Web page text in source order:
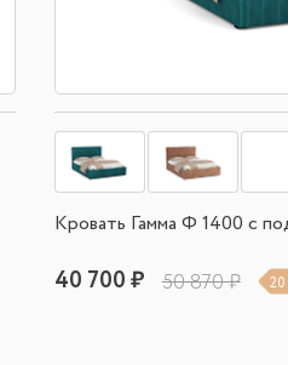
Кровать Гамма Ф 1400 с
40 700 ₽ 50 870 ₽